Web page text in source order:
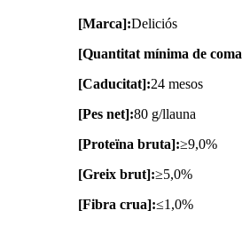
[Marca]:Deliciós
[Quantitat mínima de
[Caducitat]:24 mesos
[Pes net]:80 g/llauna
[Proteïna bruta]:≥9,0%
[Greix brut]:≥5,0%
[Fibra crua]:≤1,0%